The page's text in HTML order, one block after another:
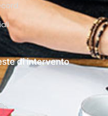
di intervento